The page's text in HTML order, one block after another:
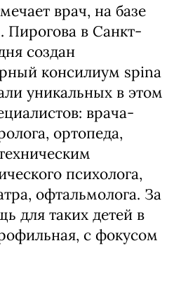
врач, на базе
в Санкт-
создан
консилиум spina
уникальных в этом
врача-
ортопеда,
психолога,
офтальмолога. За
для таких детей в
с фокусом